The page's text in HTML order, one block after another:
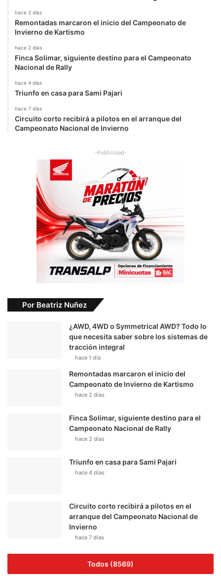
hace 2 días
Remontadas marcaron el inicio del Campeonato de
Invierno de Kartismo
hace 2 días
Finca Solimar, siguiente destino para el Campeonato
Nacional de Rally
hace 4 días
Triunfo en casa para Sami Pajari
hace 7 días
Circuito corto recibirá a pilotos en el arranque del
Campeonato Nacional de Invierno
-Publicidad-
Por Beatriz Nuñez
¿AWD, 4WD o Symmetrical AWD? Todo lo
que necesita saber sobre los sistemas de
tracción integral
hace 1 día
Remontadas marcaron el inicio del
Campeonato de Invierno de Kartismo
hace 2 días
Finca Solimar, siguiente destino para el
Campeonato Nacional de Rally
hace 2 días
Triunfo en casa para Sami Pajari
hace 4 días
Circuito corto recibirá a pilotos en el
arranque del Campeonato Nacional de
Invierno
hace 7 días
Todos (8569)